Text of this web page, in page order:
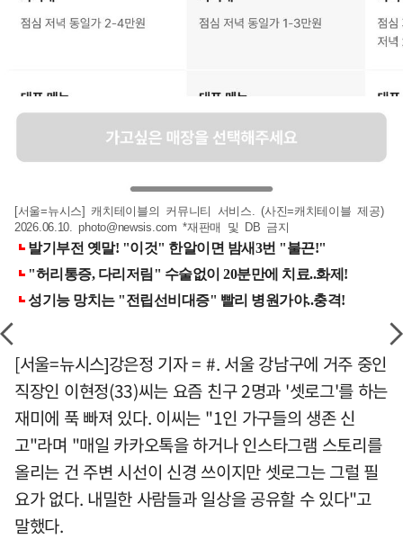
[서울=뉴시스] 캐치테이블의 커뮤니티 서비스. (사진=캐치테이블 제공)
2026.06.10.photo@newsis.com *재판매 및 DB 금지
[서울=뉴시스]강은정 기자 = #. 서울 강남구에 거주 중인
직장인 이현정(33)씨는 요즘 친구 2명과 '셋로그'를 하는
재미에 푹 빠져 있다. 이씨는 "1인 가구들의 생존 신
고"라며 "매일 카카오톡을 하거나 인스타그램 스토리를
올리는 건 주변 시선이 신경 쓰이지만 셋로그는 그럴 필
요가 없다. 내밀한 사람들과 일상을 공유할 수 있다"고
말했다.